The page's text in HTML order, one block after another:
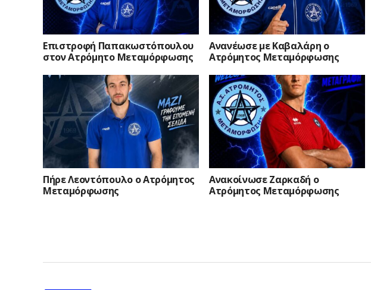
Επιστροφή Παπακωστόπουλου
στον Ατρόμητο Μεταμόρφωσης
Ανανέωσε με Καβαλάρη ο
Ατρόμητος Μεταμόρφωσης
Πήρε Λεοντόπουλο ο Ατρόμητος
Μεταμόρφωσης
Ανακοίνωσε Ζαρκαδή ο
Ατρόμητος Μεταμόρφωσης